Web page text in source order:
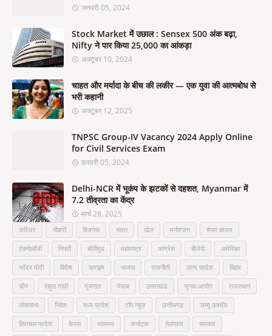
जनवरी 05, 2024
Stock Market में उछाल : Sensex 500 अंक बढ़ा,
Nifty ने पार किया 25,000 का आंकड़ा
अक्टूबर 10, 2024
चाहत और मर्यादा के बीच की लकीर — एक युवा की आत्मबोध से
भरी कहानी
अक्टूबर 12, 2025
TNPSC Group-IV Vacancy 2024 Apply Online
for Civil Services Exam
फ़रवरी 05, 2024
Delhi-NCR में भूकंप के झटकों से दहशत, Myanmar में
7.2 तीव्रता का केंद्र
मार्च 28, 2025
करिअर नौकरी बिजनेस भारत खेल मनोरंजन शेयर बाजार
टेक्नोलॉजी निफ्टी बॉलीवुड महाराष्ट्र कांग्रेस बीजेपी अमेरिका
नरेंद्र मोदी विदेश क्राइम भाजपा राजनीती उत्तर प्रदेश बिहार
चीन राहुल गांधी गुजरात पंजाब उत्तराखंड चुनाव आयोग राजस्थान
लोकसभा निवेश मध्य प्रदेश टॉप न्यूज़ छत्तीसगढ़ जम्मू कश्मीर
हिमाचल प्रदेश केरल स्वास्थ्य कर्नाटक तेलंगाना सरकार